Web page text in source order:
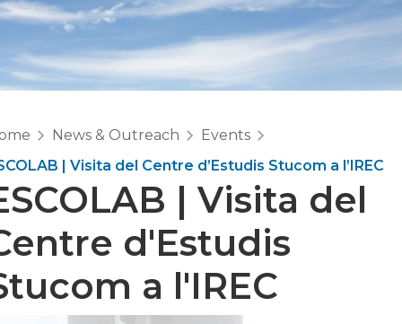
News & Outreach
Events
| Visita del Centre d’Estudis Stucom a l’IREC
| Visita del
d'Estudis
a l'IREC